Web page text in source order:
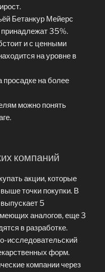
Бетанкур Мейерс
35%.
и с ценными
на уровне в
просадке на более
можно понять
компаний
акции, которые
точки покупки. В
5
аналогов, еще 3
в разработке.
исследовательский
форм.
компании через